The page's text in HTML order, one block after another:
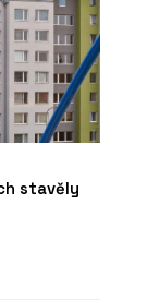
stavěly